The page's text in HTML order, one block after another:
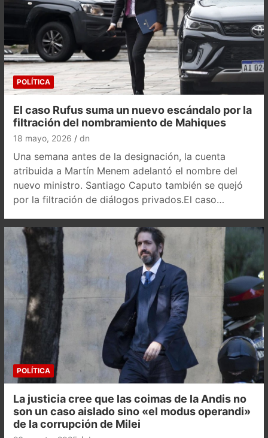
POLÍTICA
El caso Rufus suma un nuevo escándalo por la
filtración del nombramiento de Mahiques
18 mayo, 2026 dn
Una semana antes de la designación, la cuenta
atribuida a Martín Menem adelantó el nombre del
nuevo ministro. Santiago Caputo también se quejó
por la filtración de diálogos privados.El caso…
POLÍTICA
La justicia cree que las coimas de la Andis no
son un caso aislado sino «el modus operandi»
de la corrupción de Milei